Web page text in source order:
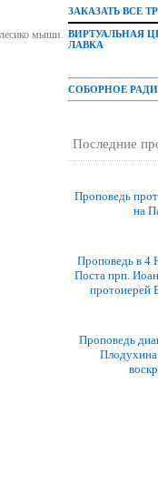
ЗАКАЗАТЬ ВСЕ
ВИРТУАЛЬНАЯ
ЛАВКА
СОБОРНОЕ
Последние
Проповедь
на
Проповедь в 4
Поста прп.
протоиерей
Проповедь
мыши